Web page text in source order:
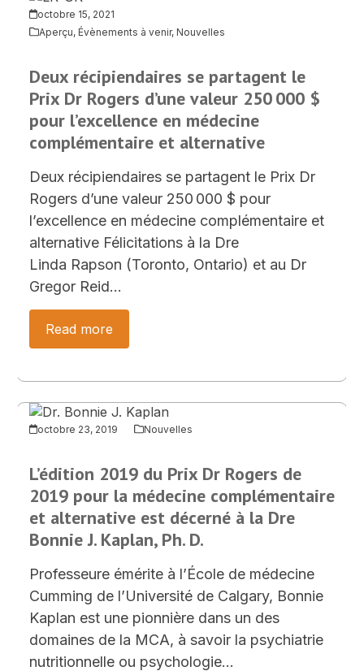
octobre 15, 2021
Aperçu, Évènements à venir, Nouvelles
Deux récipiendaires se partagent le
Prix Dr Rogers d’une valeur 250 000 $
pour l’excellence en médecine
complémentaire et alternative
Deux récipiendaires se partagent le Prix Dr
Rogers d’une valeur 250 000 $ pour
l’excellence en médecine complémentaire et
alternative Félicitations à la Dre
Linda Rapson (Toronto, Ontario) et au Dr
Gregor Reid…
Read more
octobre 23, 2019 Nouvelles
L’édition 2019 du Prix Dr Rogers de
2019 pour la médecine complémentaire
et alternative est décerné à la Dre
Bonnie J. Kaplan, Ph. D.
Professeure émérite à l’École de médecine
Cumming de l’Université de Calgary, Bonnie
Kaplan est une pionnière dans un des
domaines de la MCA, à savoir la psychiatrie
nutritionnelle ou psychologie…